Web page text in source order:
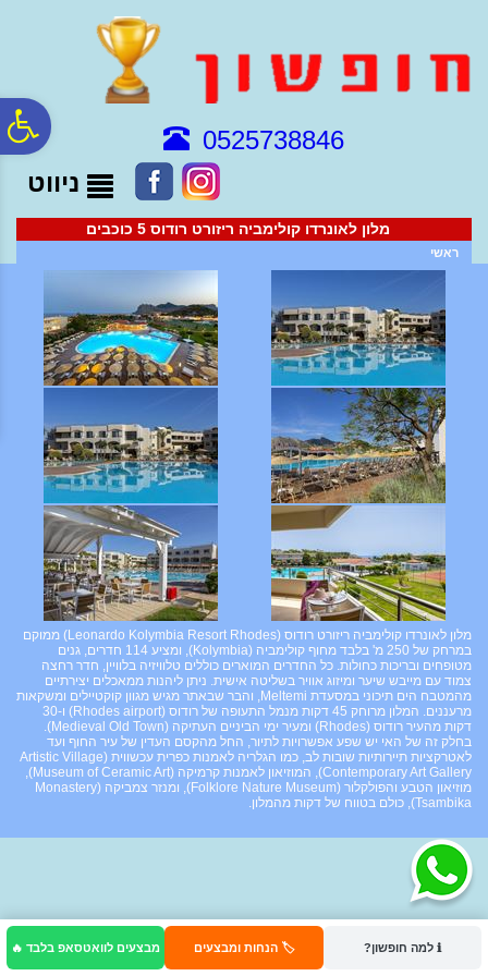
ℹ️ למה חופשון? 🏷️ הנחות ומבצעים מבצעים לוואטסאפ בלבד 🔥
נגישות
0525738846
ניווט
מלון לאונרדו קולימביה ריזורט רודוס 5 כוכבים
ראשי
מלון לאונרדו קולימביה ריזורט רודוס (Leonardo Kolymbia Resort Rhodes) ממוקם
במרחק של 250 מ' בלבד מחוף קולימביה (Kolymbia), ומציע 114 חדרים, גנים
מטופחים ובריכות כחולות. כל החדרים המוארים כוללים טלוויזיה בלוויין, חדר רחצה
צמוד עם מייבש שיער ומיזוג אוויר בשליטה אישית. ניתן ליהנות ממאכלים יצירתיים
מהמטבח הים תיכוני במסעדת Meltemi, והבר שבאתר מגיש מגוון קוקטיילים ומשקאות
מרעננים. המלון מרוחק 45 דקות מנמל התעופה של רודוס (Rhodes airport) ו-30
דקות מהעיר רודוס (Rhodes) ומעיר ימי הביניים העתיקה (Medieval Old Town).
בחלק זה של האי יש שפע אפשרויות לתיור, החל מהקסם העדין של עיר החוף ועד
לאטרקציות תיירותיות שובות לב, כמו הגלריה לאמנות כפרית עכשווית (Artistic Village
Contemporary Art Gallery), המוזיאון לאמנות קרמיקה (Museum of Ceramic Art),
מוזיאון הטבע והפולקלור (Folklore Nature Museum), ומנזר צמביקה (Monastery
Tsambika), כולם בטווח של דקות מהמלון.